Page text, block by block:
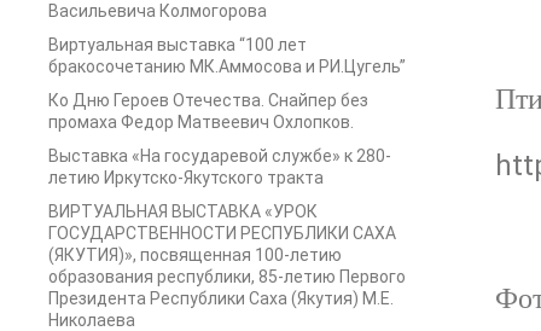
Васильевича Колмогорова
Виртуальная выставка “100 лет
бракосочетанию МК.Аммосова и РИ.Цугель”
Ко Дню Героев Отечества. Снайпер без
промаха Федор Матвеевич Охлопков.
Выставка «На государевой службе» к 280-
летию Иркутско-Якутского тракта
ВИРТУАЛЬНАЯ ВЫСТАВКА «УРОК
ГОСУДАРСТВЕННОСТИ РЕСПУБЛИКИ САХА
(ЯКУТИЯ)», посвященная 100-летию
образования республики, 85-летию Первого
Президента Республики Саха (Якутия) М.Е.
Николаева